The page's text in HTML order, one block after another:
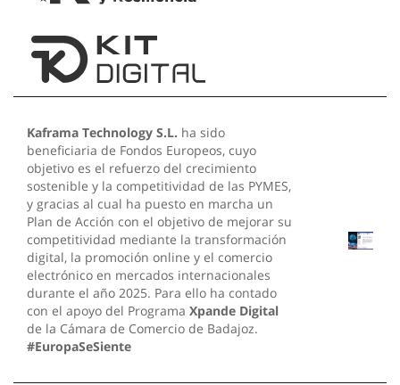
Kaframa Technology S.L. ha sido
beneficiaria de Fondos Europeos, cuyo
objetivo es el refuerzo del crecimiento
sostenible y la competitividad de las PYMES,
y gracias al cual ha puesto en marcha un
Plan de Acción con el objetivo de mejorar su
competitividad mediante la transformación
digital, la promoción online y el comercio
electrónico en mercados internacionales
durante el año 2025. Para ello ha contado
con el apoyo del Programa Xpande Digital
de la Cámara de Comercio de Badajoz.
#EuropaSeSiente